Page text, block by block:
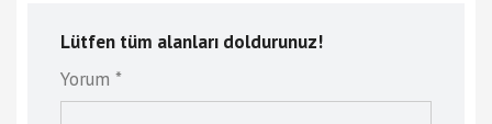
Lütfen tüm alanları doldurunuz!
Yorum *